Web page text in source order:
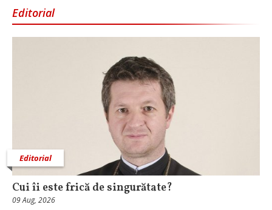
Editorial
Editorial
Cui îi este frică de singurătate?
09 Aug, 2026